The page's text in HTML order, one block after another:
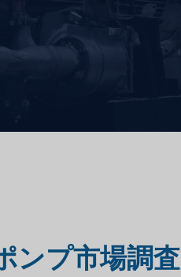
市場評価調査
ンプ市場調査